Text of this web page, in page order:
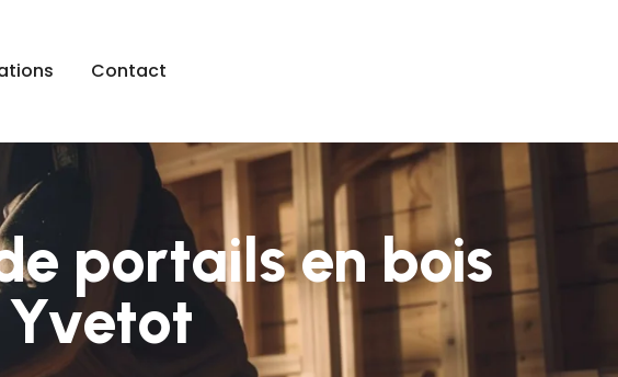
Contact
portails en bois
Yvetot